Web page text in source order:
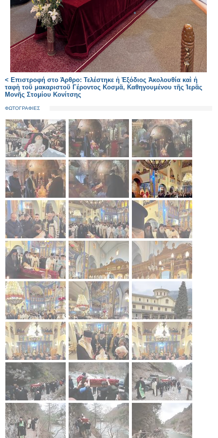
< Επιστροφή στο Άρθρο: Τελέστηκε ἡ Ἐξόδιος Ἀκολουθία καὶ ἡ
ταφὴ τοῦ μακαριστοῦ Γέροντος Κοσμᾶ, Καθηγουμένου τῆς Ἱερᾶς
Μονῆς Στομίου Κονίτσης
ΦΩΤΟΓΡΑΦΙΕΣ